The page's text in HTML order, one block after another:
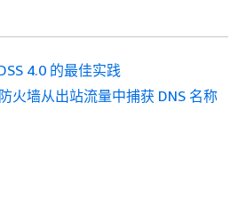
4.0 的最佳实践
火墙从出站流量中捕获 DNS 名称